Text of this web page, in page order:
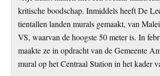
kritische boodschap. Inmiddels heeft De
tientallen landen murals gemaakt, van
VS, waarvan de hoogste 50 meter is. In
maakte ze in opdracht van de Gemeente
mural op het Centraal Station in het kader